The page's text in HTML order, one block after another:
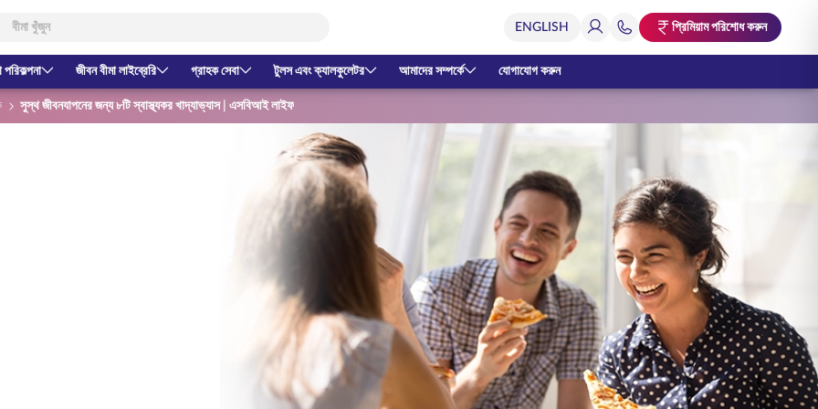
প্রিমিয়াম পরিশোধ করুন
জীবন বীমা লাইব্রেরি গ্রাহক সেবা টুলস এবং ক্যালকুলেটর আমাদের সম্পর্কে যোগাযোগ করুন
সুস্থ জীবনযাপনের জন্য ৮টি স্বাস্থ্যকর খাদ্যাভ্যাস | এসবিআই লাইফ